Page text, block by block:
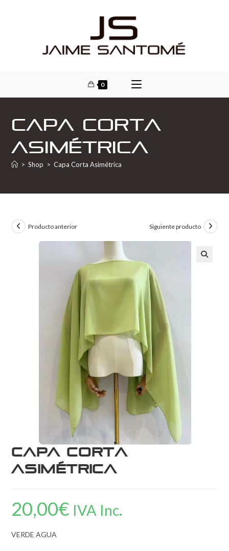
0
Capa Corta
Asimétrica
> Shop > Capa Corta Asimétrica
Producto anterior Siguiente producto
Capa Corta
Asimétrica
20,00€ IVA Inc.
VERDE AGUA